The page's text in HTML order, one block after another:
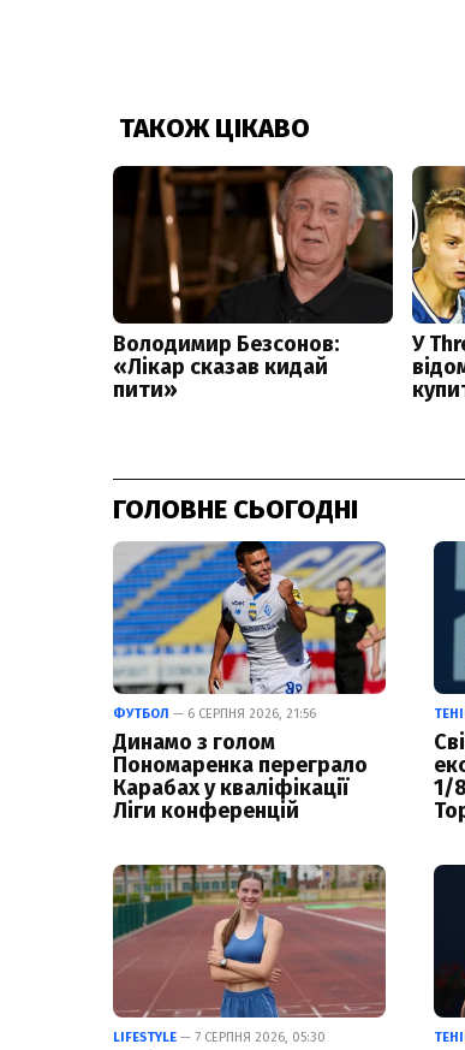
ГОЛОВНЕ СЬОГОДНІ
ФУТБОЛ — 6 СЕРПНЯ 2026, 21:56
Динамо з голом
Пономаренка переграло
Карабах у кваліфікації
Ліги конференцій
1/
LIFESTYLE — 7 СЕРПНЯ 2026, 05:30